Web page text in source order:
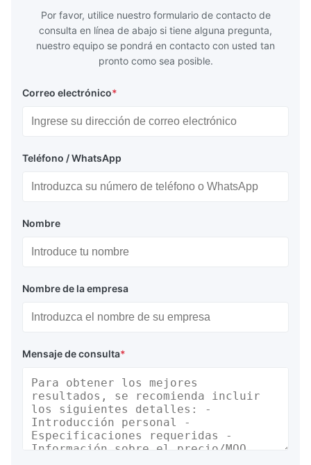
Por favor, utilice nuestro formulario de contacto de
consulta en línea de abajo si tiene alguna pregunta,
nuestro equipo se pondrá en contacto con usted tan
pronto como sea posible.
Correo electrónico*
Teléfono / WhatsApp
Nombre
Nombre de la empresa
Mensaje de consulta*